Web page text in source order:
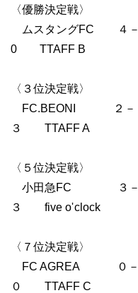
〈優勝決定戦〉
ムスタングFC ４－
0 TTAFF B
〈３位決定戦〉
FC.BEONI ２－
３ TTAFF A
〈５位決定戦〉
小田急FC ３－
３ five o'clock
〈７位決定戦〉
FC AGREA ０－
０ TTAFF C